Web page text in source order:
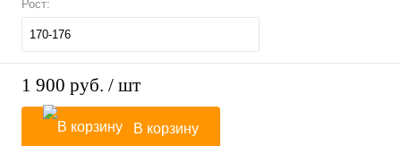
Рост:
170-176
1 900 руб. / шт
В корзину